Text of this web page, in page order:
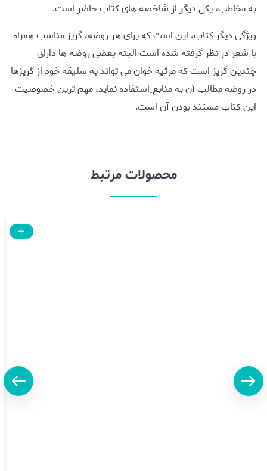
به مخاطب، یکی دیگر از شاخصه های کتاب حاضر است.
ویژگی دیگر کتاب، این است که برای هر روضه، گریز مناسب همراه
با شعر در نظر گرفته شده است البته بعضی روضه ها دارای
چندین گریز است که مرثیه خوان می تواند به سلیقه خود از گریزها
در روضه مطالب آن به منابع ِاستفاده نماید، مهم ترین خصوصیت
این کتاب مستند بودن آن است.
محصولات مرتبط